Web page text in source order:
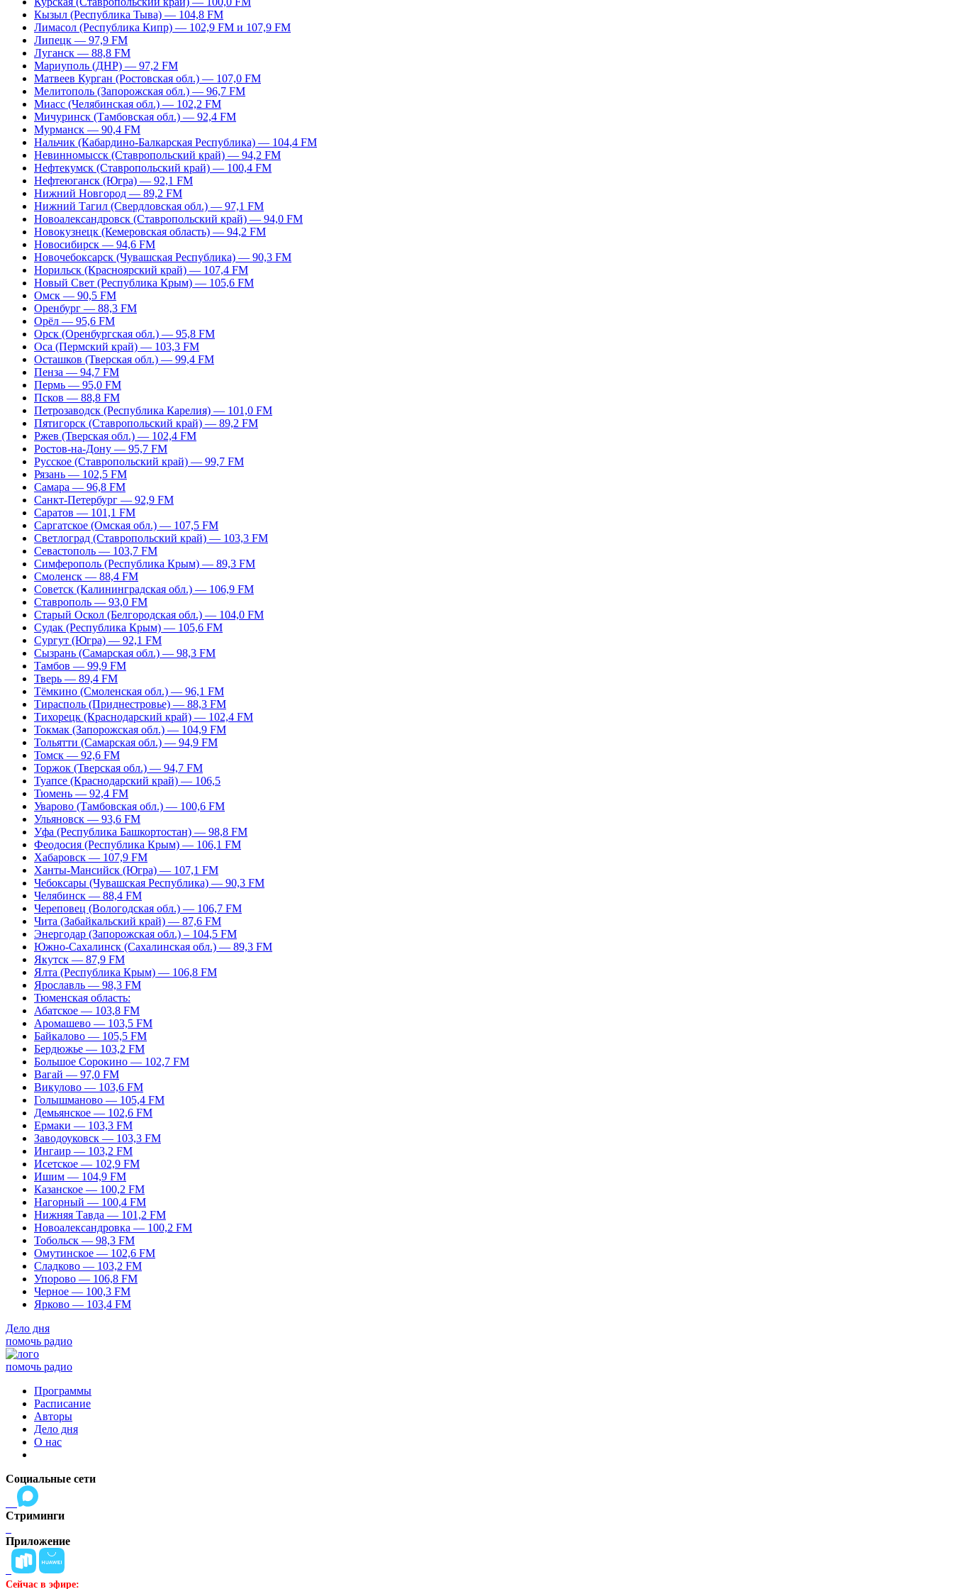
Кызыл (Республика Тыва) — 104,8 FM
Лимасол (Республика Кипр) — 102,9 FM и 107,9 FM
Липецк — 97,9 FM
Луганск — 88,8 FM
Мариуполь (ДНР) — 97,2 FM
Матвеев Курган (Ростовская обл.) — 107,0 FM
Мелитополь (Запорожская обл.) — 96,7 FM
Миасс (Челябинская обл.) — 102,2 FM
Мичуринск (Тамбовская обл.) — 92,4 FM
Мурманск — 90,4 FM
Нальчик (Кабардино-Балкарская Республика) — 104,4 FM
Невинномысск (Ставропольский край) — 94,2 FM
Нефтекумск (Ставропольский край) — 100,4 FM
Нефтеюганск (Югра) — 92,1 FM
Нижний Новгород — 89,2 FM
Нижний Тагил (Свердловская обл.) — 97,1 FM
Новоалександровск (Ставропольский край) — 94,0 FM
Новокузнецк (Кемеровская область) — 94,2 FM
Новосибирск — 94,6 FM
Новочебоксарск (Чувашская Республика) — 90,3 FM
Норильск (Красноярский край) — 107,4 FM
Новый Свет (Республика Крым) — 105,6 FM
Омск — 90,5 FM
Оренбург — 88,3 FM
Орёл — 95,6 FM
Орск (Оренбургская обл.) — 95,8 FM
Оса (Пермский край) — 103,3 FM
Осташков (Тверская обл.) — 99,4 FM
Пенза — 94,7 FM
Пермь — 95,0 FM
Псков — 88,8 FM
Петрозаводск (Республика Карелия) — 101,0 FM
Пятигорск (Ставропольский край) — 89,2 FM
Ржев (Тверская обл.) — 102,4 FM
Ростов-на-Дону — 95,7 FM
Русское (Ставропольский край) — 99,7 FM
Рязань — 102,5 FM
Самара — 96,8 FM
Санкт-Петербург — 92,9 FM
Саратов — 101,1 FM
Саргатское (Омская обл.) — 107,5 FM
Светлоград (Ставропольский край) — 103,3 FM
Севастополь — 103,7 FM
Симферополь (Республика Крым) — 89,3 FM
Смоленск — 88,4 FM
Советск (Калининградская обл.) — 106,9 FM
Ставрополь — 93,0 FM
Старый Оскол (Белгородская обл.) — 104,0 FM
Судак (Республика Крым) — 105,6 FM
Сургут (Югра) — 92,1 FM
Сызрань (Самарская обл.) — 98,3 FM
Тамбов — 99,9 FM
Тверь — 89,4 FM
Тёмкино (Смоленская обл.) — 96,1 FM
Тирасполь (Приднестровье) — 88,3 FM
Тихорецк (Краснодарский край) — 102,4 FM
Токмак (Запорожская обл.) — 104,9 FM
Тольятти (Самарская обл.) — 94,9 FM
Томск — 92,6 FM
Торжок (Тверская обл.) — 94,7 FM
Туапсе (Краснодарский край) — 106,5
Тюмень — 92,4 FM
Уварово (Тамбовская обл.) — 100,6 FM
Ульяновск — 93,6 FM
Уфа (Республика Башкортостан) — 98,8 FM
Феодосия (Республика Крым) — 106,1 FM
Хабаровск — 107,9 FM
Ханты-Мансийск (Югра) — 107,1 FM
Чебоксары (Чувашская Республика) — 90,3 FM
Челябинск — 88,4 FM
Череповец (Вологодская обл.) — 106,7 FM
Чита (Забайкальский край) — 87,6 FM
Энергодар (Запорожская обл.) – 104,5 FM
Южно-Сахалинск (Сахалинская обл.) — 89,3 FM
Якутск — 87,9 FM
Ялта (Республика Крым) — 106,8 FM
Ярославль — 98,3 FM
Тюменская область:
Абатское — 103,8 FM
Аромашево — 103,5 FM
Байкалово — 105,5 FM
Бердюжье — 103,2 FM
Большое Сорокино — 102,7 FM
Вагай — 97,0 FM
Викулово — 103,6 FM
Голышманово — 105,4 FM
Демьянское — 102,6 FM
Ермаки — 103,3 FM
Заводоуковск — 103,3 FM
Ингаир — 103,2 FM
Исетское — 102,9 FM
Ишим — 104,9 FM
Казанское — 100,2 FM
Нагорный — 100,4 FM
Нижняя Тавда — 101,2 FM
Новоалександровка — 100,2 FM
Тобольск — 98,3 FM
Омутинское — 102,6 FM
Сладково — 103,2 FM
Упорово — 106,8 FM
Черное — 100,3 FM
Ярково — 103,4 FM
Дело дня
помочь радио
помочь радио
Программы
Расписание
Авторы
Дело дня
О нас
Социальные сети
Стриминги
Приложение
Сейчас в эфире: